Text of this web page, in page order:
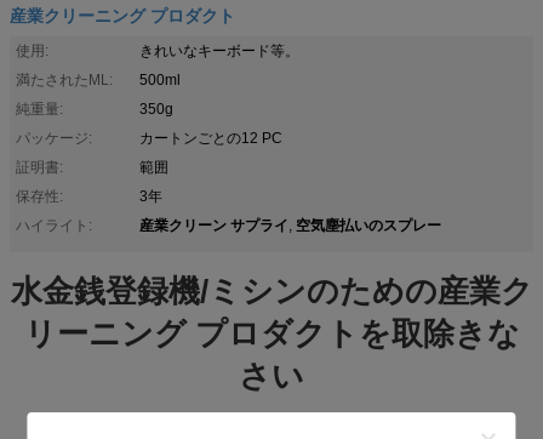
産業クリーニング プロダクト
使用:
きれいなキーボード等。
満たされたML:
500ml
純重量:
350g
パッケージ:
カートンごとの12 PC
証明書:
範囲
保存性:
3年
ハイライト:
産業クリーン サプライ, 空気塵払いのスプレー
水金銭登録機/ミシンのための産業ク
リーニング プロダクトを取除きな
さい